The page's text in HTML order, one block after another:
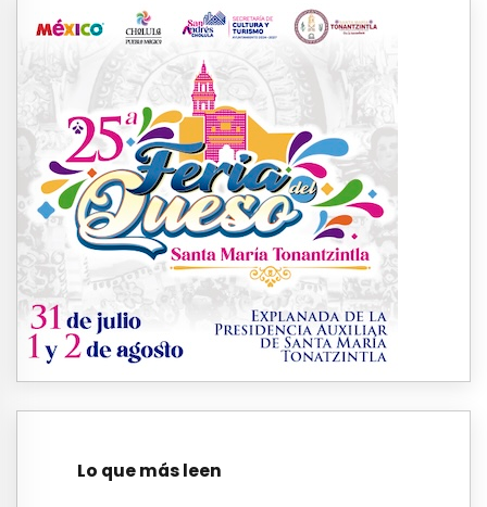
Lo que más leen